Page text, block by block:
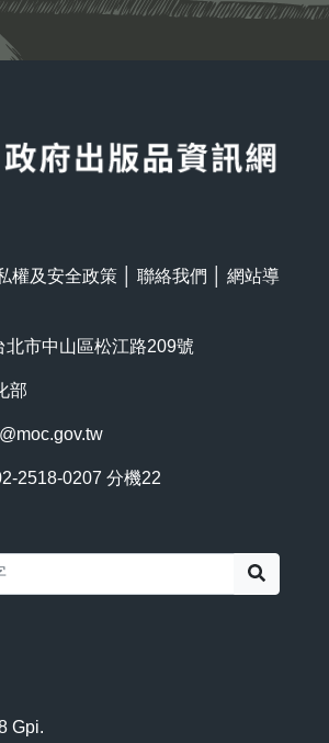
權及安全政策 聯絡我們
網站導
北市中山區松江路209號
部
2518-0207 分機22
Gpi.